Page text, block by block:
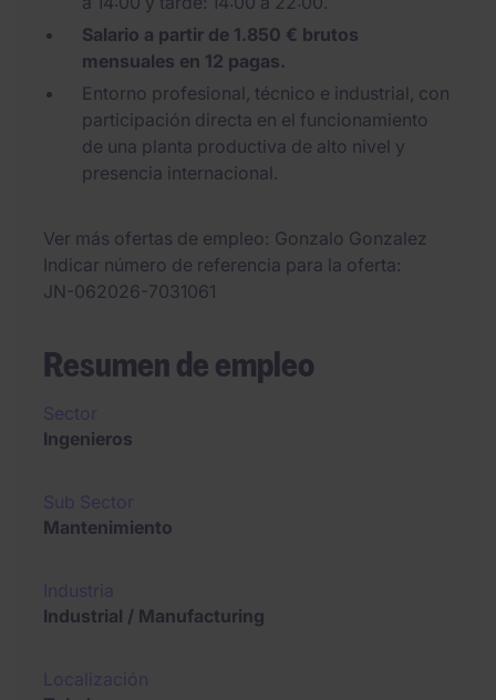
Salario a partir de 1.850 € brutos
mensuales en 12 pagas.
Entorno profesional, técnico e industrial, con
participación directa en el funcionamiento
de una planta productiva de alto nivel y
presencia internacional.
Ver más ofertas de empleo Gonzalo Gonzalez
Indicar número de referencia para la oferta
JN-062026-7031061
Resumen de empleo
Ingenieros
Mantenimiento
Industrial / Manufacturing